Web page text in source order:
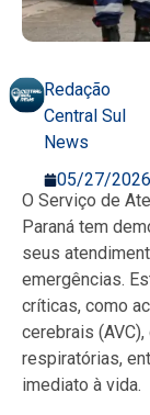
Redação
Central Sul
News
05/27/2026
O Serviço de
Paraná tem
seus
emergências.
críticas, como
cerebrais
respiratórias,
imediato à vida.